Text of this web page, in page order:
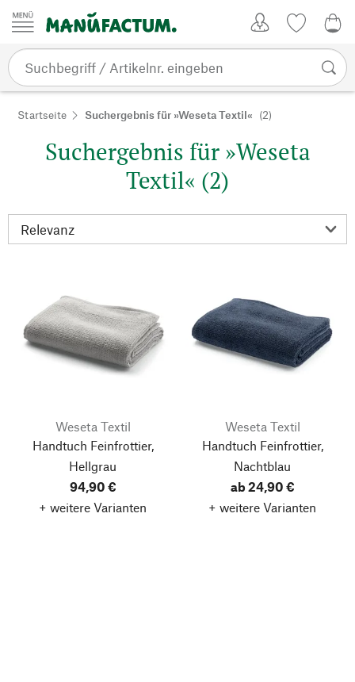
Zum Inhalt springen
Startseite Suchergebnis für »Weseta Textil« (2)
Suchergebnis für »Weseta
Textil« (2)
Weseta Textil
Handtuch Feinfrottier,
Hellgrau
94,90 €
+ weitere Varianten
Weseta Textil
Handtuch Feinfrottier,
Nachtblau
ab 24,90 €
+ weitere Varianten